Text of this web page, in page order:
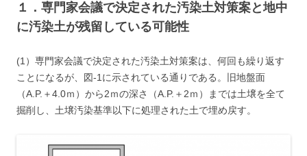
１．専門家会議で決定された汚染土対策案と地中
に汚染土が残留している可能性
(1）専門家会議で決定された汚染土対策案は、何回も繰り返す
ことになるが、図-1に示されている通りである。旧地盤面
（A.P.＋4.0ｍ）から2ｍの深さ（A.P.＋2ｍ）までは土壌を全て
掘削し、土壌汚染基準以下に処理された土で埋め戻す。